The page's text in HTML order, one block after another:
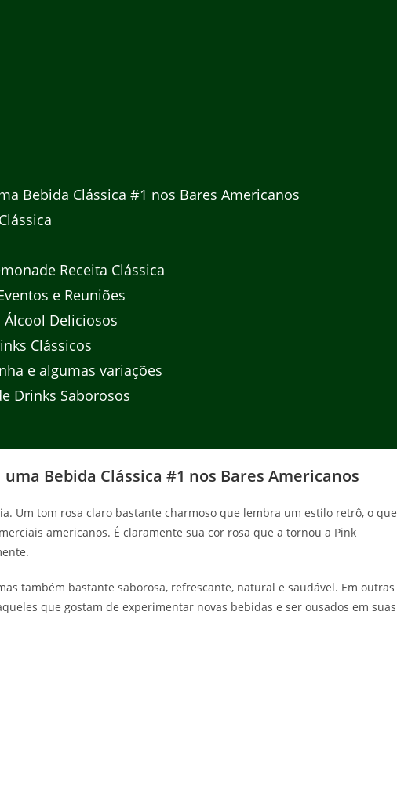
Bebida Clássica #1 nos Bares Americanos
Receita Clássica
e Reuniões
Álcool Deliciosos
Clássicos
e algumas variações
Drinks Saborosos
Bebida Clássica #1 nos Bares Americanos
Um tom rosa claro bastante charmoso que lembra um estilo retrô, o que
americanos. É claramente sua cor rosa que a tornou a Pink
também bastante saborosa, refrescante, natural e saudável. Em outras
que gostam de experimentar novas bebidas e ser ousados em suas